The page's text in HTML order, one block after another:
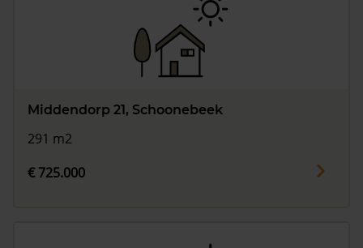
Middendorp 21, Schoonebeek
291 m2
€ 725.000